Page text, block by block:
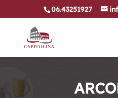
06.43251927